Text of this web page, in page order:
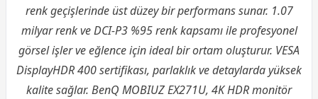
renk geçişlerinde üst düzey bir performans sunar. 1.07
milyar renk ve DCI-P3 %95 renk kapsamı ile profesyonel
görsel işler ve eğlence için ideal bir ortam oluşturur. VESA
DisplayHDR 400 sertifikası, parlaklık ve detaylarda yüksek
kalite sağlar. BenQ MOBIUZ EX271U, 4K HDR monitör